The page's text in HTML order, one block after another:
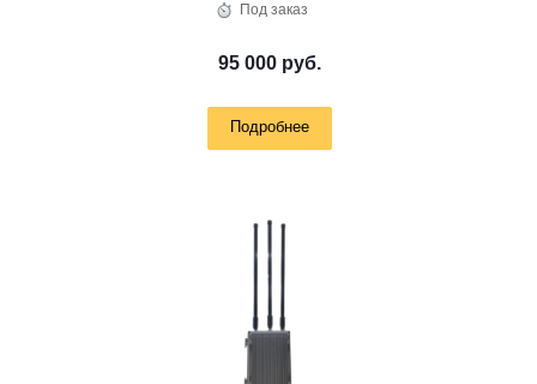
Под заказ
95 000 руб.
Подробнее